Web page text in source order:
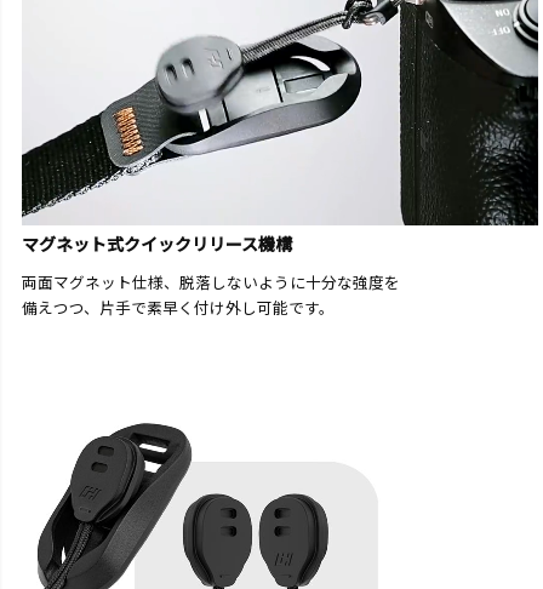
マグネット式クイックリリース機構
両面マグネット仕様、脱落しないように十分な強度を
備えつつ、片手で素早く付け外し可能です。